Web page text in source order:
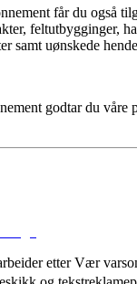
får du også
feltutbygginger,
samt uønskede
godtar du våre
etter Vær